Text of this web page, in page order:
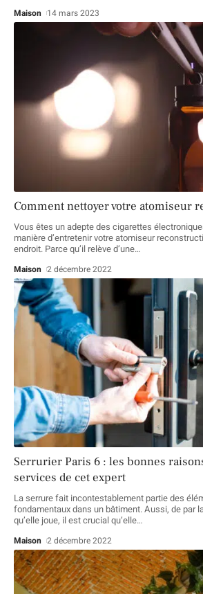
Maison 14 mars 2023
Comment nettoyer votre atomiseur
Vous êtes un adepte des cigarettes
manière d’entretenir votre atomiseur
endroit. Parce qu’il relève d’une…
Maison 2 décembre 2022
Serrurier Paris 6 : les bonnes
services de cet expert
La serrure fait incontestablement partie des
fondamentaux dans un bâtiment. Aussi, de par
qu’elle joue, il est crucial qu’elle…
Maison 2 décembre 2022